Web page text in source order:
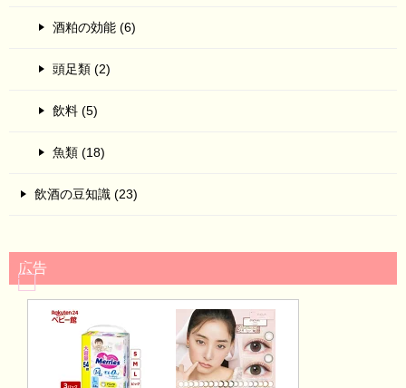
酒粕の効能 (6)
頭足類 (2)
飲料 (5)
魚類 (18)
飲酒の豆知識 (23)
広告